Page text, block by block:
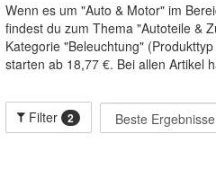
Wenn es um "Auto & Motor" im
findest du zum Thema "Autoteile &
Kategorie "Beleuchtung"
starten ab 18,77 €. Bei allen Artikel
Filter 2